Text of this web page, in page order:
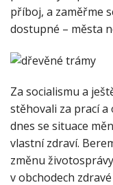
příboj, a zaměřme
dostupné – města
Za socialismu a
stěhovali za prací
dnes se situace
vlastní zdraví.
změnu
v obchodech